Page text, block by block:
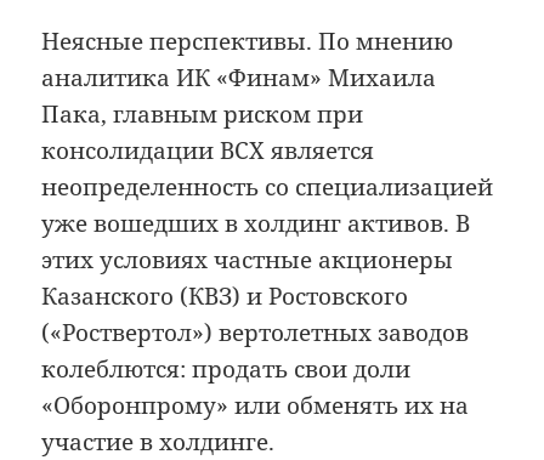
Неясные перспективы. По мнению
аналитика ИК «Финам» Михаила
Пака, главным риском при
консолидации ВСХ является
неопределенность со специализацией
уже вошедших в холдинг активов. В
этих условиях частные акционеры
Казанского (КВЗ) и Ростовского
(«Роствертол») вертолетных заводов
колеблются: продать свои доли
«Оборонпрому» или обменять их на
участие в холдинге.